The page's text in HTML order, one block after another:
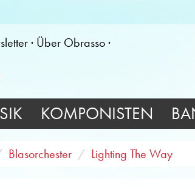
Über Obrasso
KOMPONISTEN
Blasorchester Lighting The Way